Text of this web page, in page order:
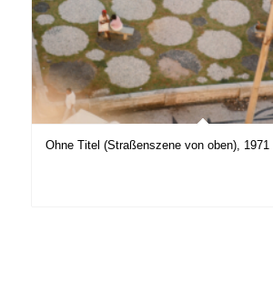
Ohne Titel (Straßenszene von oben), 1971